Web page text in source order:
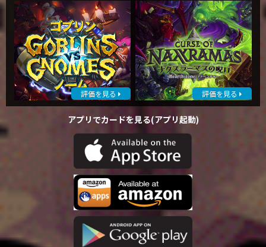
評価を見る 評価を見る
アプリでカードを見る(アプリ起動)